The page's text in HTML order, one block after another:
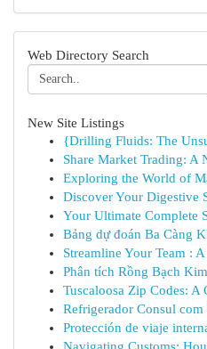
Web Directory Search
New Site Listings
{Drilling Fluids: The
Share Market Trading: A
Exploring the World of
Discover Your Digestive
Your Ultimate Complete
Bảng dự đoán Ba Càng
Streamline Your Team :
Phân tích Rồng Bạch
Tuscaloosa Zip Codes: A
Refrigerador Consul
Protección de viaje